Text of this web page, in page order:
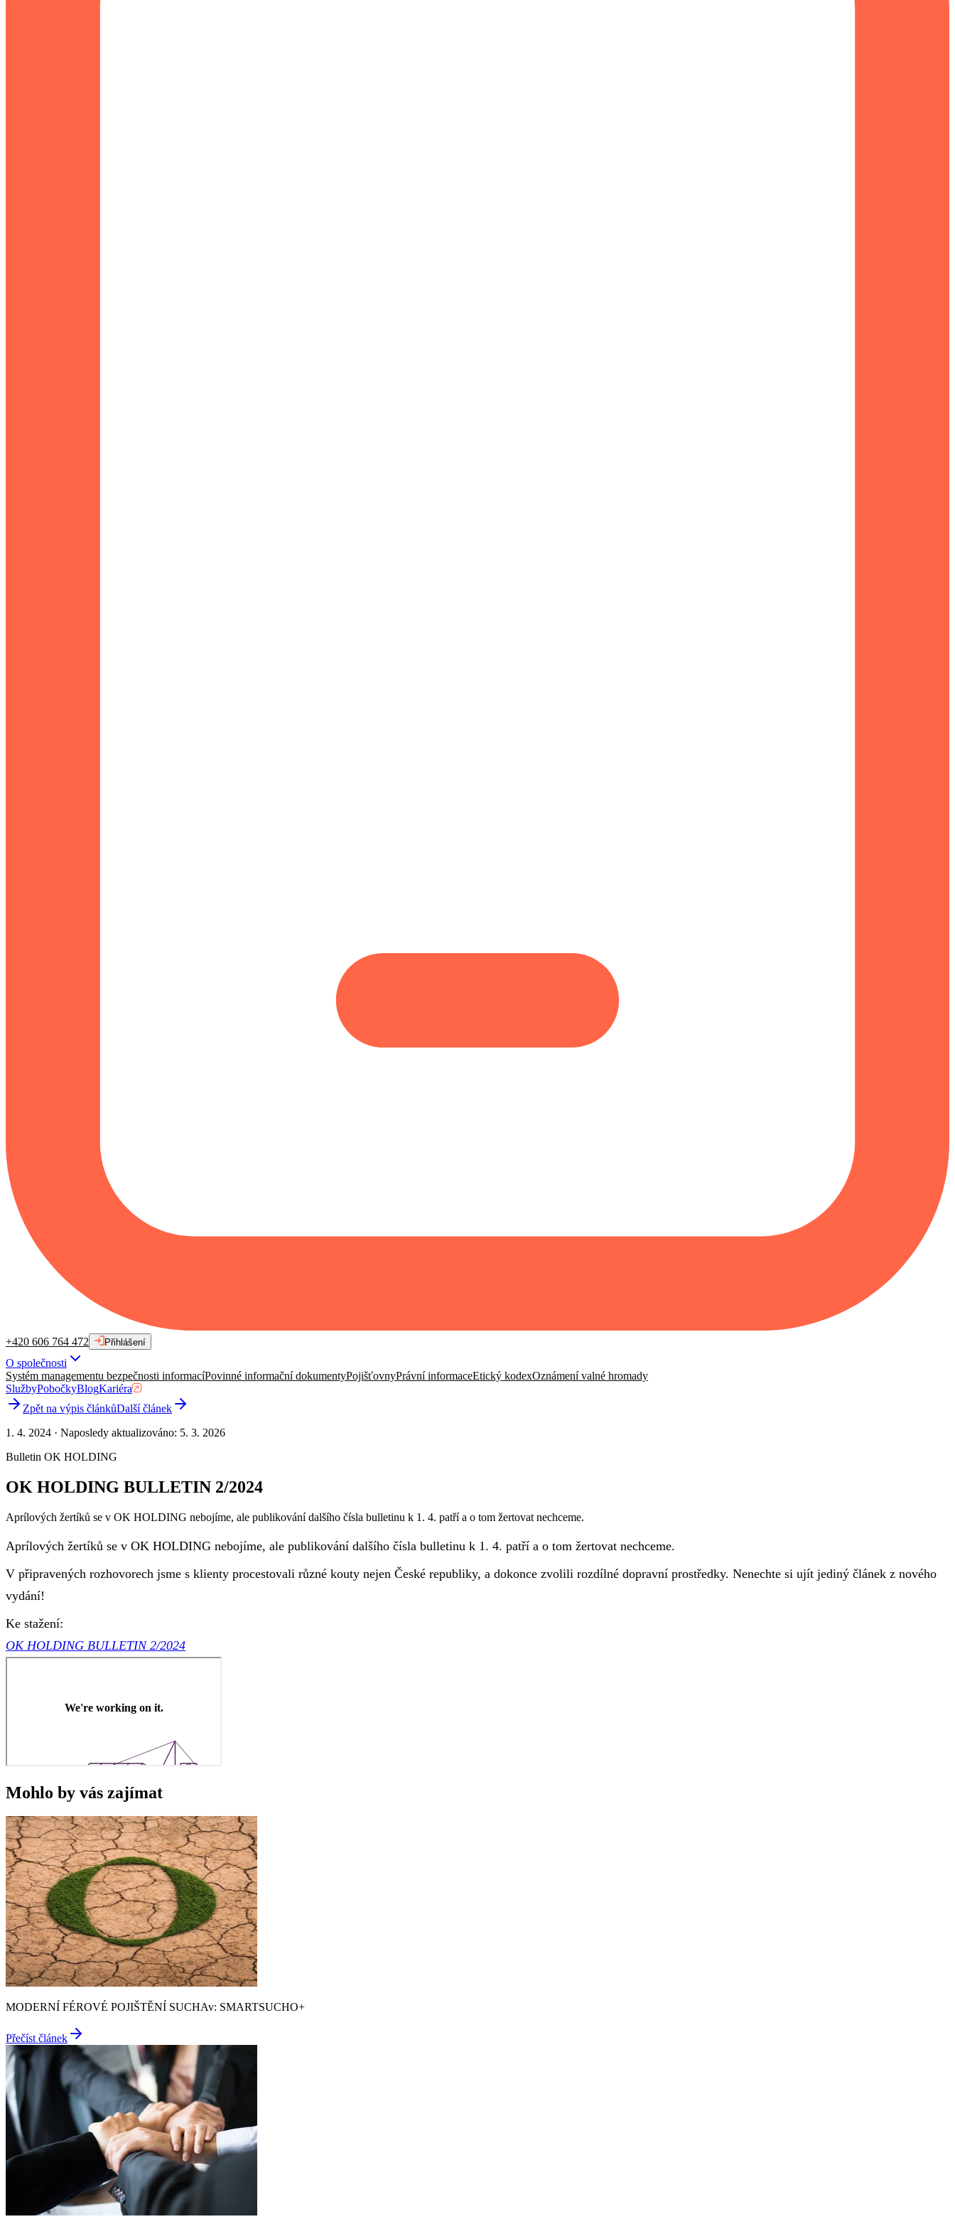
+420 606 764 472 Přihlášení
O společnosti
Systém managementu bezpečnosti informacíPovinné informační dokumentyPojišťovnyPrávní informaceEtický kodexOznámení valné hromady
SlužbyPobočkyBlogKariéra
Zpět na výpis článkůDalší článek
1. 4. 2024 · Naposledy aktualizováno: 5. 3. 2026
Bulletin OK HOLDING
OK HOLDING BULLETIN 2/2024
Aprílových žertíků se v OK HOLDING nebojíme, ale publikování dalšího čísla bulletinu k 1. 4. patří a o tom žertovat nechceme.
Aprílových žertíků se v OK HOLDING nebojíme, ale publikování dalšího čísla bulletinu k 1. 4. patří a o tom žertovat nechceme.
V připravených rozhovorech jsme s klienty procestovali různé kouty nejen České republiky, a dokonce zvolili rozdílné dopravní prostředky. Nenechte si ujít jediný článek z nového
vydání!
Ke stažení:
OK HOLDING BULLETIN 2/2024
Mohlo by vás zajímat
MODERNÍ FÉROVÉ POJIŠTĚNÍ SUCHAv: SMARTSUCHO+
Přečíst článek